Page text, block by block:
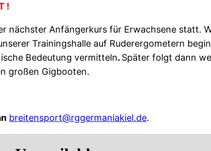
!
nächster Anfängerkurs für Erwachsene statt.
Trainingshalle auf Ruderergometern
Bedeutung vermitteln. Später folgt dann
großen Gigbooten.
breitensport@rggermaniakiel.de.